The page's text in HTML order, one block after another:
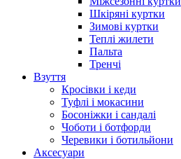
Шкіряні куртки
Зимові куртки
Теплі жилети
Пальта
Тренчі
Взуття
Кросівки і кеди
Туфлі і мокасини
Босоніжки і сандалі
Чоботи і ботфорди
Черевики і ботильйони
Аксесуари